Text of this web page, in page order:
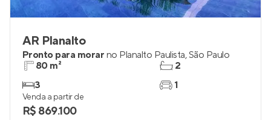
AR Planalto
Pronto para morar no Planalto Paulista,São Paulo
80 m²
3
2
1
Venda a partir de
R$ 869.100